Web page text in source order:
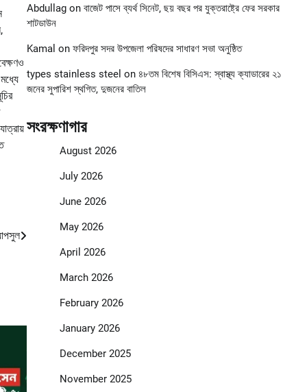
Abdullagon বাজেট পাসে ব্যর্থ সিনেট, ছয় বছর পর যুক্তরাষ্ট্রে ফের সরকার
শাটডাউন
Kamal on ফরিদপুর সদর উপজেলা পরিষদের সাধারণ সভা অনুষ্ঠিত
types stainless steel on ৪৮তম বিশেষ বিসিএস: স্বাস্থ্য ক্যাডারের ২১
জনের সুপারিশ স্থগিত, দুজনের বাতিল
সংরক্ষণাগার
August 2026
July 2026
June 2026
May 2026
April 2026
March 2026
February 2026
January 2026
December 2025
November 2025